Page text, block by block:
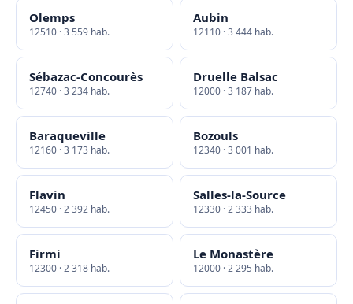
Olemps
12510 · 3 559 hab.
Aubin
12110 · 3 444 hab.
Sébazac-Concourès
12740 · 3 234 hab.
Druelle Balsac
12000 · 3 187 hab.
Baraqueville
12160 · 3 173 hab.
Bozouls
12340 · 3 001 hab.
Flavin
12450 · 2 392 hab.
Salles-la-Source
12330 · 2 333 hab.
Firmi
12300 · 2 318 hab.
Le Monastère
12000 · 2 295 hab.